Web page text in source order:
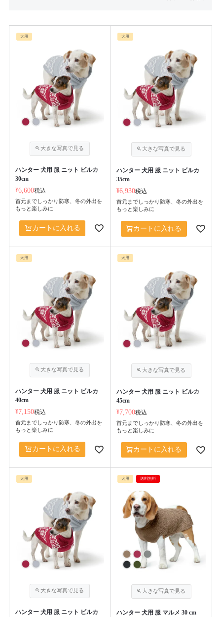
犬用
ハンター 犬用 服 ニット ビルカ
30cm
¥6,600税込
首元までしっかり防寒、冬の外出を
もっと楽しみに
カートに入れる
犬用
ハンター 犬用 服 ニット ビルカ
35cm
¥6,930税込
首元までしっかり防寒、冬の外出を
もっと楽しみに
カートに入れる
犬用
ハンター 犬用 服 ニット ビルカ
40cm
¥7,150税込
首元までしっかり防寒、冬の外出を
もっと楽しみに
カートに入れる
犬用
ハンター 犬用 服 ニット ビルカ
45cm
¥7,700税込
首元までしっかり防寒、冬の外出を
もっと楽しみに
カートに入れる
犬用
ハンター 犬用 服 ニット ビルカ
犬用 送料無料
ハンター 犬用 服 マルメ 30 cm